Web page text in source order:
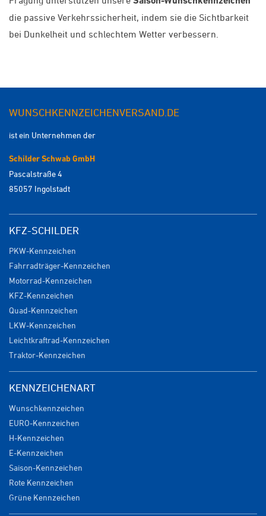
die passive Verkehrssicherheit, indem sie die Sichtbarkeit
bei Dunkelheit und schlechtem Wetter verbessern.
WUNSCHKENNZEICHENVERSAND.DE
ist ein Unternehmen der
Schilder Schwab GmbH
Pascalstraße 4
85057 Ingolstadt
KFZ-SCHILDER
PKW-Kennzeichen
Fahrradträger-Kennzeichen
Motorrad-Kennzeichen
KFZ-Kennzeichen
Quad-Kennzeichen
LKW-Kennzeichen
Leichtkraftrad-Kennzeichen
Traktor-Kennzeichen
KENNZEICHENART
Wunschkennzeichen
EURO-Kennzeichen
H-Kennzeichen
E-Kennzeichen
Saison-Kennzeichen
Rote Kennzeichen
Grüne Kennzeichen